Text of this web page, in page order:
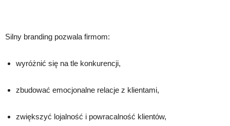
Silny branding pozwala firmom:
wyróżnić się na tle konkurencji,
zbudować emocjonalne relacje z klientami,
zwiększyć lojalność i powracalność klientów,